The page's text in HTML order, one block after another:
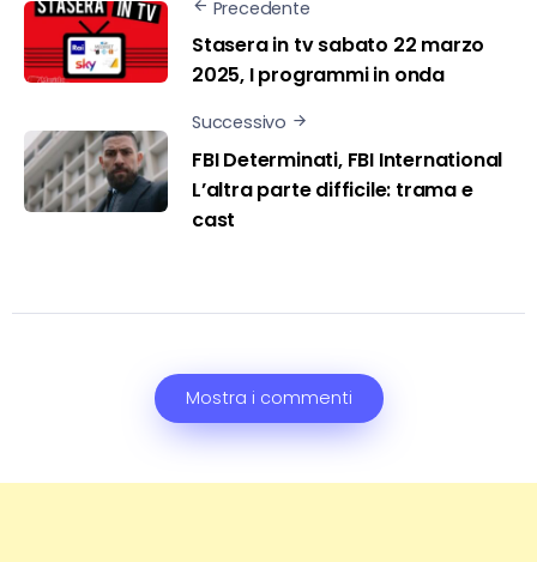
Precedente
Stasera in tv sabato 22 marzo
2025, I programmi in onda
Successivo
FBI Determinati, FBI International
L’altra parte difficile: trama e
cast
Mostra i commenti